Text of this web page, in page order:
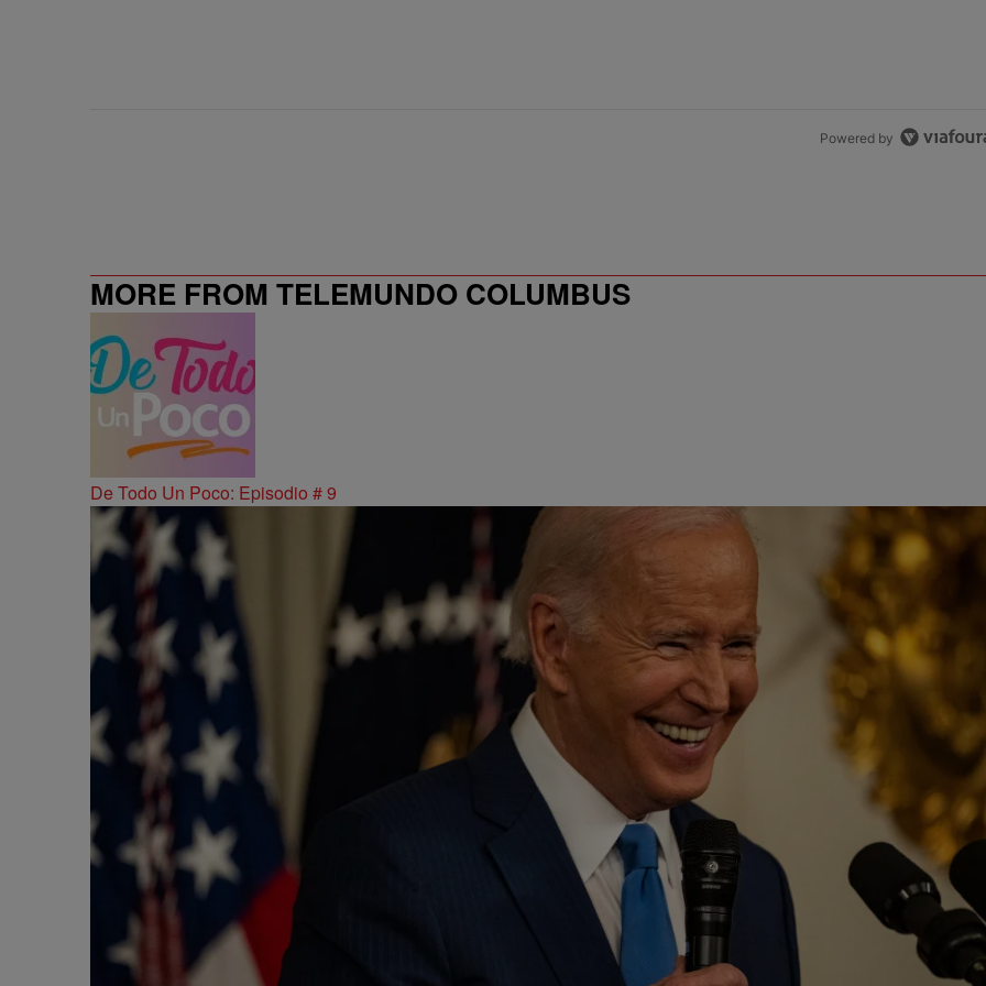
Powered by
MORE FROM TELEMUNDO COLUMBUS
De Todo Un Poco: Episodio # 9